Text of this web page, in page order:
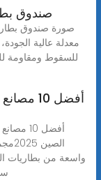
صندوق
صورة صندوق
للسقوط ومقاومة
أفضل
واسعة من بطاريات